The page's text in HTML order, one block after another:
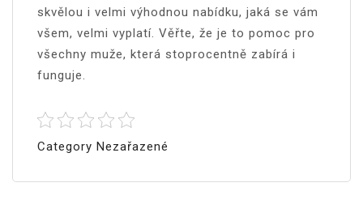
skvělou i velmi výhodnou nabídku, jaká se vám
všem, velmi vyplatí. Věřte, že je to pomoc pro
všechny muže, která stoprocentně zabírá i
funguje.
Category Nezařazené